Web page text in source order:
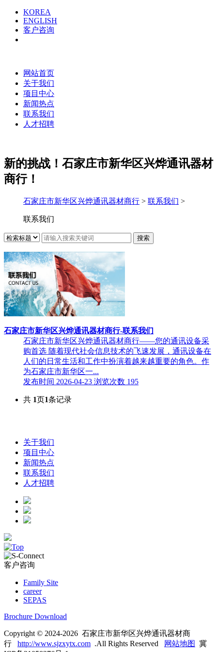
KOREA
ENGLISH
客户咨询
网站首页
关于我们
项目中心
新闻热点
联系我们
人才招聘
新的挑战！ 石家庄市新华区兴烨通讯器材
商行！
石家庄市新华区兴烨通讯器材商行 > 联系我们 >
联系我们
石家庄市新华区兴烨通讯器材商行-联系我们
石家庄市新华区兴烨通讯器材商行——您的通讯设备采
购首选 随着现代社会信息技术的飞速发展，通讯设备在
人们的日常生活和工作中扮演着越来越重要的角色。作
为石家庄市新华区一...
发布时间 2026-04-23 浏览次数 195
共 1页1条记录
关于我们
项目中心
新闻热点
联系我们
人才招聘
客户咨询
Family Site
career
SEPAS
Brochure Download
Copyright © 2024-2026 石家庄市新华区兴烨通讯器材商
行 http://www.sjzxytx.com .All Rights Reserved 网站地图 冀